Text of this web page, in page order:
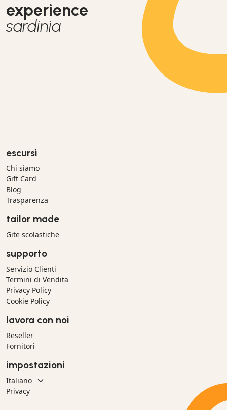
experience
sardinia
escursì
Chi siamo
Gift Card
Blog
Trasparenza
tailor made
Gite scolastiche
supporto
Servizio Clienti
Termini di Vendita
Privacy Policy
Cookie Policy
lavora con noi
Reseller
Fornitori
impostazioni
Privacy